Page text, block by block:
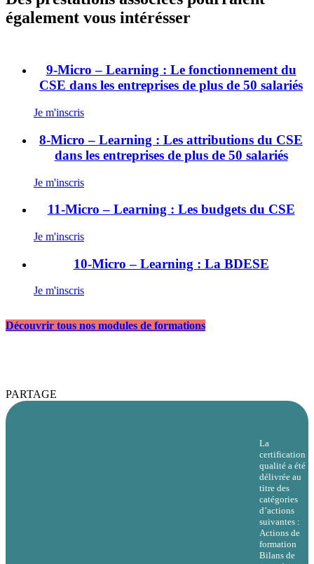
également vous intérésser
9-Micro – Learning : Le fonctionnement du
CSE dans les entreprises de plus de 50 salariés
Je m'inscris
8-Micro – Learning : Les attributions du CSE
dans les entreprises de plus de 50 salariés
Je m'inscris
11-Micro – Learning : Les budgets du CSE
Je m'inscris
10-Micro – Learning : La BDESE
Je m'inscris
Découvrir tous nos modules de formations
PARTAGE
La
certification
qualité a été
délivrée au
titre des
catégories
d’actions
suivantes :
Actions de
formation
Bilans de